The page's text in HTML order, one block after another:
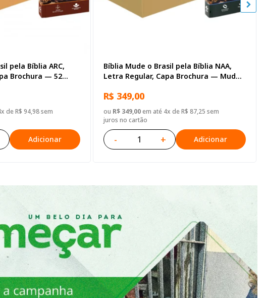
pela Bíblia ARC,
Brochura — 52
de R$ 94,98 sem
Adicionar
Bíblia Mude o Brasil pela Bíblia NAA,
Letra Regular, Capa Brochura — Mude
R$ 349,00
ou R$ 349,00em até 4x de R$ 87,25 sem
juros no cartão
- + Adicionar